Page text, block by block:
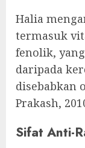
Halia
termasuk
fenolik,
daripada
disebabkan
Prakash,
Sifat Anti-